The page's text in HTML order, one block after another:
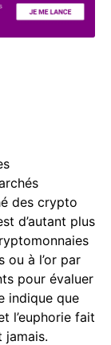
des crypto
d’autant plus
ou à l’or par
pour évaluer
indique que
l’euphorie fait
jamais.